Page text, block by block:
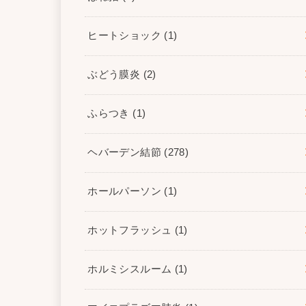
ヒートショック (1)
ぶどう膜炎 (2)
ふらつき (1)
ヘバーデン結節 (278)
ホールパーソン (1)
ホットフラッシュ (1)
ホルミシスルーム (1)